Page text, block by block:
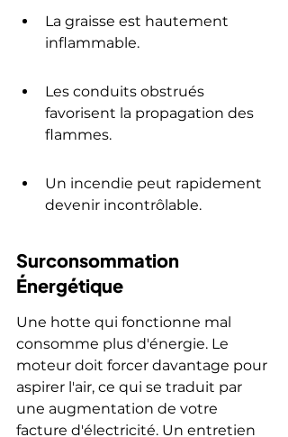
La graisse est hautement
inflammable.
Les conduits obstrués
favorisent la propagation des
flammes.
Un incendie peut rapidement
devenir incontrôlable.
Surconsommation
Énergétique
Une hotte qui fonctionne mal
consomme plus d'énergie. Le
moteur doit forcer davantage pour
aspirer l'air, ce qui se traduit par
une augmentation de votre
facture d'électricité. Un entretien